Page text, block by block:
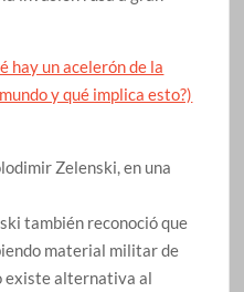
hay un acelerón de la
y qué implica esto?)
Zelenski, en una
también reconoció que
material militar de
existe alternativa al